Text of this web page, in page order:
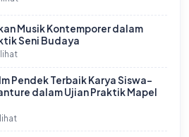
Musik Kontemporer dalam
Seni Budaya
Pendek Terbaik Karya Siswa-
dalam Ujian Praktik Mapel